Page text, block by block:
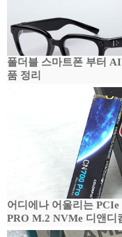
폴더블 스마트폰 부터
품 정리
어디에나 어울리는
PRO M.2 NVMe 디앤디